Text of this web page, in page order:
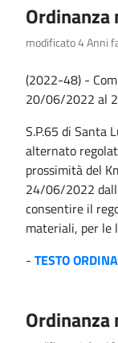
modificato 4 Anni
(2022-48) -
20/06/2022 al
S.P.65 di Santa
alternato
prossimità del
24/06/2022
consentire il
materiali, per le
- TESTO